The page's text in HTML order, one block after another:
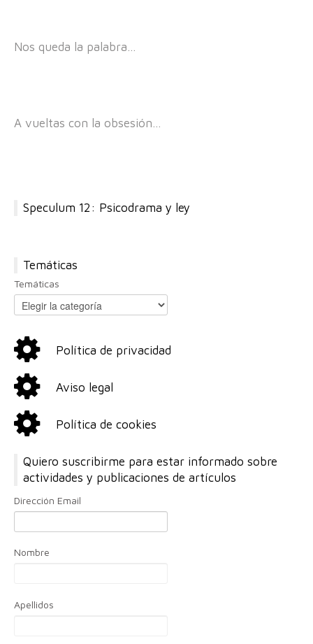
Nos queda la palabra…
A vueltas con la obsesión…
Speculum 12: Psicodrama y ley
Temáticas
Temáticas
Política de privacidad
Aviso legal
Política de cookies
Quiero suscribirme para estar informado sobre
actividades y publicaciones de artículos
Dirección Email
Nombre
Apellidos